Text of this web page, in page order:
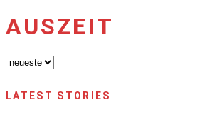
AUSZEIT
LATEST STORIES